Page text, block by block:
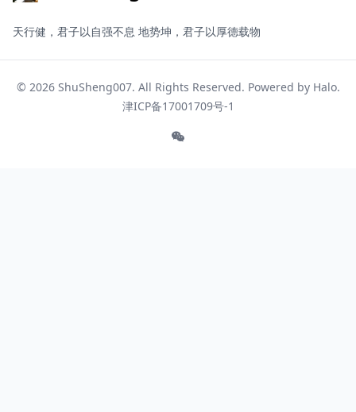
天行健，君子以自强不息 地势坤，君子以厚德载物
© 2026 ShuSheng007. All Rights Reserved. Powered by Halo.
津ICP备17001709号-1